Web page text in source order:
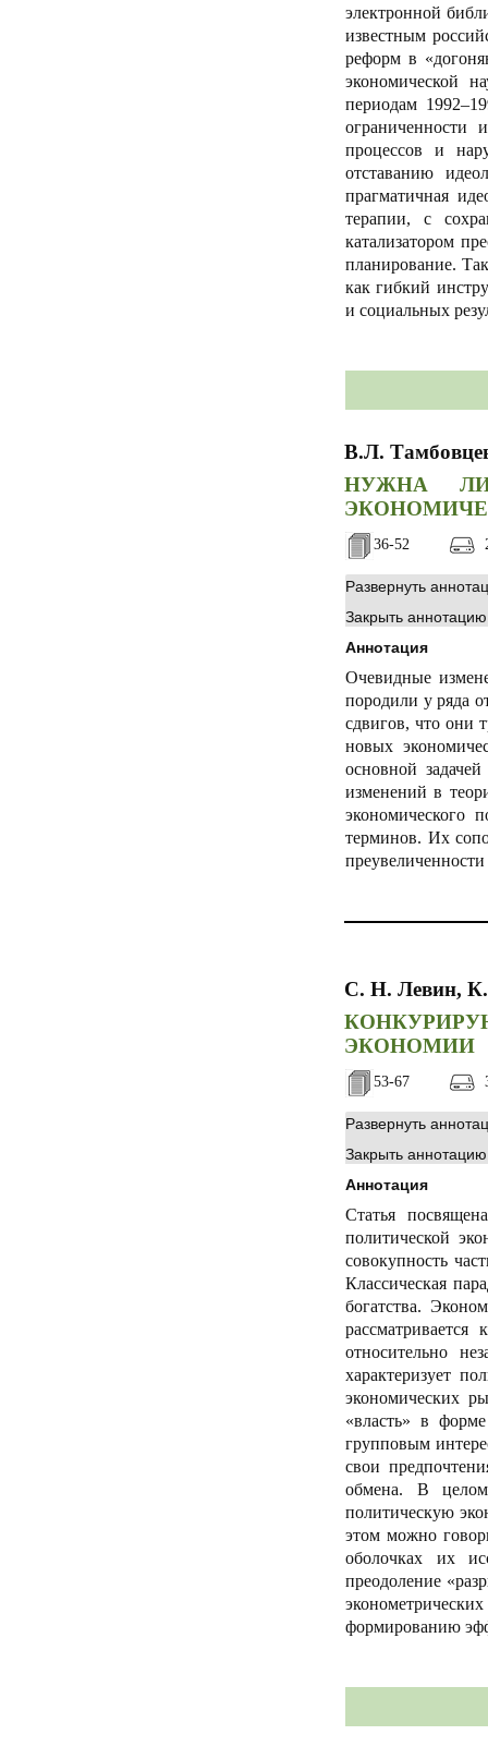
электронной
известным
реформ в
экономической
периодам
ограниченности
процессов и
отставанию
прагматичная
терапии, с
катализатором
планирование.
как гибкий
и социальных
В.Л.
НУЖНА
36-52
Развернуть
Закрыть аннотацию
Аннотация
Очевидные
породили у ряда
сдвигов, что они
новых
основной
изменений в
экономического
терминов. Их
С. Н. Левин,
ЭКОНОМИИ
53-67
Развернуть
Закрыть аннотацию
Аннотация
Статья
политической
совокупность
Классическая
богатства.
относительно
характеризует
экономических
«власть» в
групповым
свои
обмена. В целом
политическую
этом можно
оболочках их
преодоление
формированию